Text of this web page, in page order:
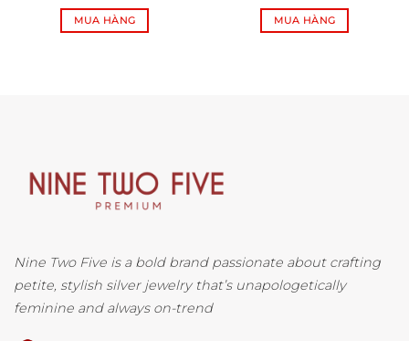
MUA HÀNG MUA HÀNG
Nine Two Five is a bold brand passionate about crafting
petite, stylish silver jewelry that’s unapologetically
feminine and always on-trend